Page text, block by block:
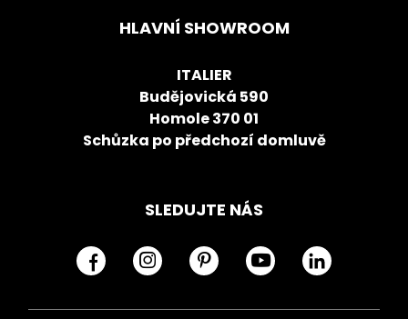
HLAVNÍ SHOWROOM
ITALIER
Budějovická 590
Homole 370 01
Schůzka po předchozí domluvě
SLEDUJTE NÁS